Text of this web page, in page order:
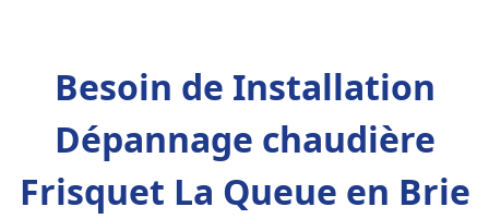
Besoin de Installation
Dépannage chaudière
Frisquet La Queue en Brie